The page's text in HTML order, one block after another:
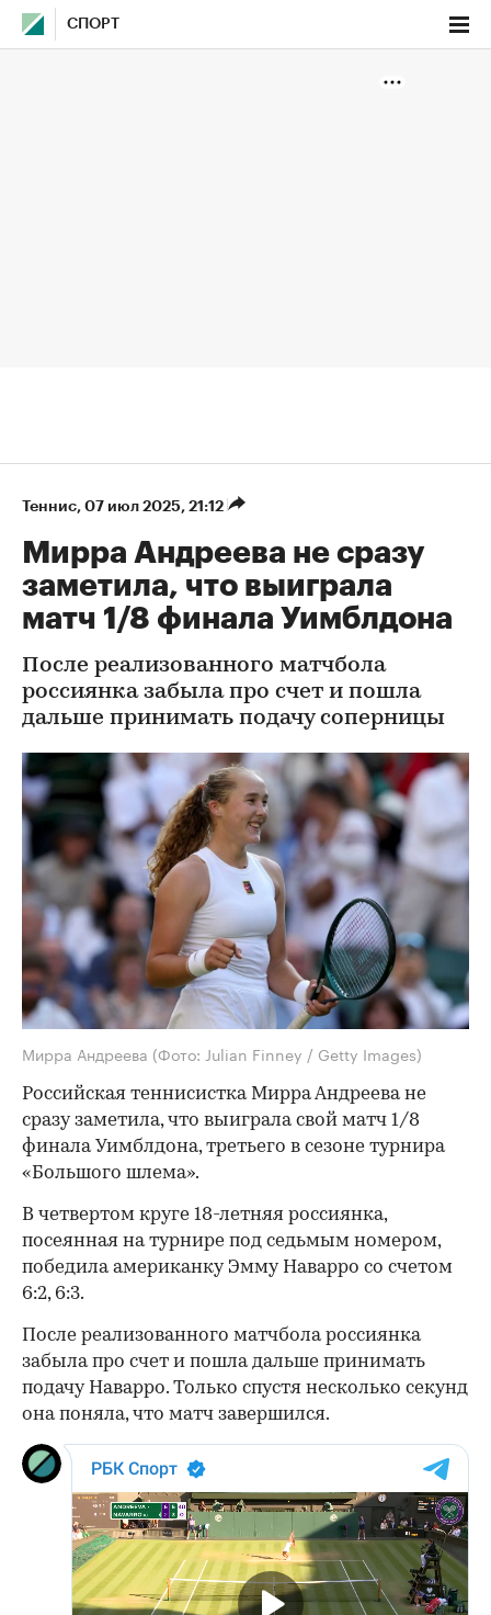
СПОРТ
Теннис⁠, 07 июл 2025, 21:12
Мирра Андреева не сразу
заметила, что выиграла
матч 1/8 финала Уимблдона
После реализованного матчбола
россиянка забыла про счет и пошла
дальше принимать подачу соперницы
Мирра Андреева (Фото: Julian Finney / Getty Images)
Российская теннисистка Мирра Андреева не
сразу заметила, что выиграла свой матч 1/8
финала Уимблдона, третьего в сезоне турнира
«Большого шлема».
В четвертом круге 18-летняя россиянка,
посеянная на турнире под седьмым номером,
победила американку Эмму Наварро со счетом
6:2, 6:3.
После реализованного матчбола россиянка
забыла про счет и пошла дальше принимать
подачу Наварро. Только спустя несколько секунд
она поняла, что матч завершился.